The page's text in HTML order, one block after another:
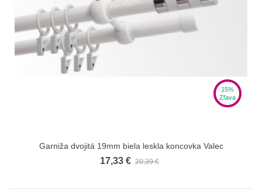
15%
Zľava
Garniža dvojitá 19mm biela leskla koncovka Valec
17,33 € 20,39 €